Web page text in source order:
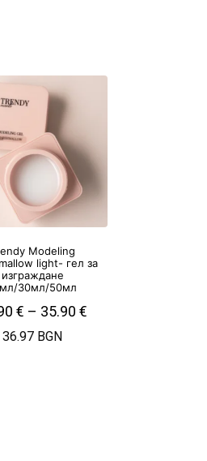
Modeling
light- гел за
изграждане
30мл/50мл
€ – 35.90€
36.97 BGN